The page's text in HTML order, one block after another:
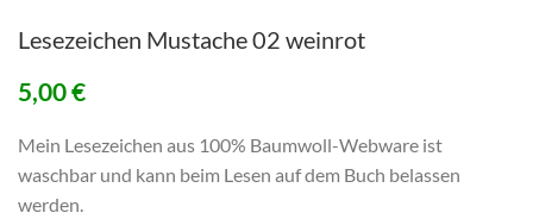
Lesezeichen Mustache 02 weinrot
5,00€
Mein Lesezeichen aus 100% Baumwoll-Webware ist
waschbar und kann beim Lesen auf dem Buch belassen
werden.